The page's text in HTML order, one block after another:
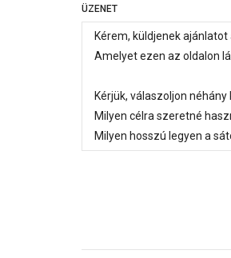
ÜZENET